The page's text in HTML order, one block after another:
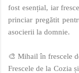
fost esențial, iar
princiar pregătit
asocierii la domnie.
🎨 Mihail în frescele
Frescele de la Cozia